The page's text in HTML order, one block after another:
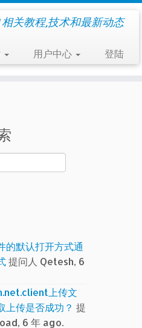
相关教程,技术和最新动态
用户中心 登陆
的默认打开方式通
提问人 Qetesh, 6
上传文
上传是否成功？ 提
6 年 ago.